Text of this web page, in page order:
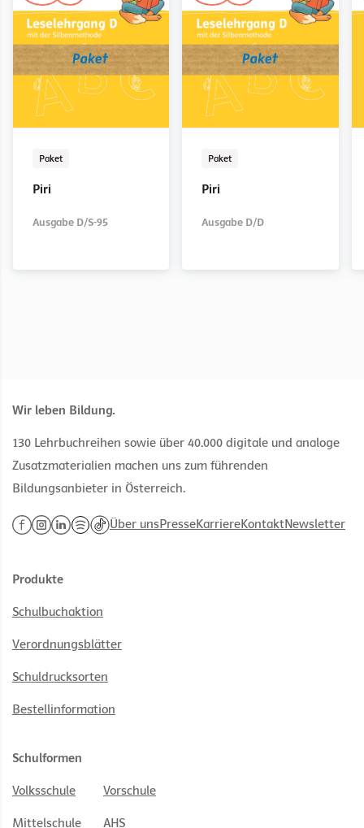
Paket
Piri
Ausgabe D/S-95
Paket
Piri
Ausgabe D/D
LehrerInnenexemplar
LehrerInnenexemplar
Wir leben Bildung.
130 Lehrbuchreihen sowie über 40.000 digitale und analoge
Zusatzmaterialien machen uns zum führenden
Bildungsanbieter in Österreich.
Über unsPresseKarriereKontaktNewsletter
Produkte
Schulbuchaktion
Verordnungsblätter
Schuldrucksorten
Bestellinformation
Schulformen
Volksschule Vorschule
Mittelschule AHS